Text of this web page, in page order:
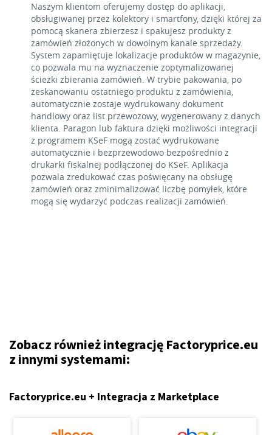
Naszym klientom oferujemy dostęp do aplikacji,
obsługiwanej przez kolektory i smartfony, dzięki której za
pomocą skanera zbierzesz i spakujesz produkty z
zamówień złożonych w dowolnym kanale sprzedaży.
System zapamiętuje lokalizacje produktów w magazynie,
co pozwala mu na wyznaczenie zoptymalizowanej
ścieżki zbierania zamówień. W trybie pakowania, po
zeskanowaniu ostatniego produktu z zamówienia,
automatycznie zostaje wydrukowany dokument
handlowy oraz list przewozowy, wygenerowany z danych
klienta. Paragon lub faktura dzięki możliwości integracji
z programem KSeF mogą zostać wydrukowane
automatycznie i bezprzewodowo bezpośrednio z
drukarki fiskalnej podłączonej do KSeF. Aplikacja
pozwala zredukować czas poświęcany na obsługę
zamówień oraz zminimalizować liczbę pomyłek, które
mogą się wydarzyć podczas realizacji zamówień.
Zobacz również integrację Factoryprice.eu
z innymi systemami:
Factoryprice.eu + Integracja z Marketplace